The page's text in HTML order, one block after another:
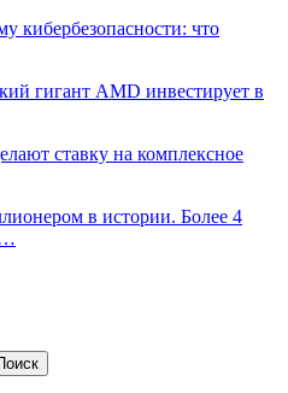
кибербезопасности: что
гигант AMD инвестирует в
ставку на комплексное
в истории. Более 4